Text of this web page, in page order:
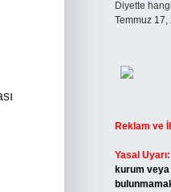
Diyette
Temmuz 17,
Reklam ve
Yasal Uyarı:
kurum veya